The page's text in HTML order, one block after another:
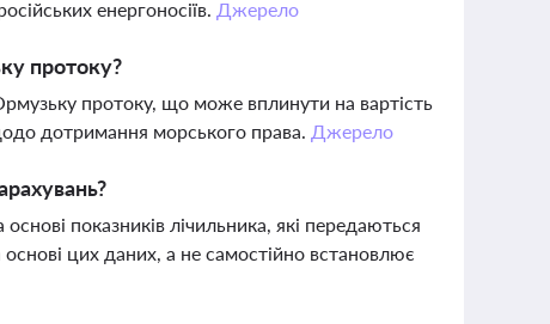
енергоносіїв. Джерело
протоку?
протоку, що може вплинути на вартість
дотримання морського права. Джерело
показників лічильника, які передаються
цих даних, а не самостійно встановлює